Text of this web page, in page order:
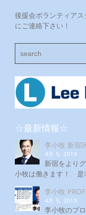
後援会ボランティア
にご連絡下さい！
☆最新情報☆
李小牧 新宿
4月 5, 2019
新宿をより
小牧は働きます！ 是
李小牧
4月 5, 2019
李小牧のプ